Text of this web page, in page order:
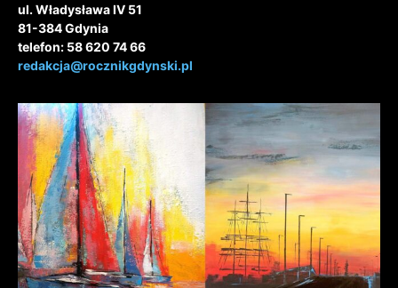
ul. Władysława IV 51
81-384 Gdynia
telefon: 58 620 74 66
redakcja@rocznikgdynski.pl